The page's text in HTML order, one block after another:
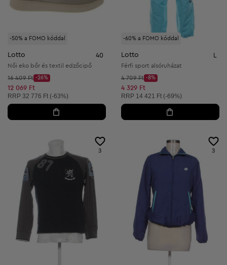
-50% a FOMO kóddal
Lotto 40
Női eko bőr és textil edzőcipő
Kezdő ár:
16 409 Ft
Discount Price:
-26%
Csökkentett ár:
12 069 Ft
Ajánlott ár:
RRP 32 776 Ft (-63%)
-60% a FOMO kóddal
Lotto
Férfi sport alsóruházat
Kezdő ár:
4 709 Ft
Discount Price:
-8%
Csökkentett ár:
4 329 Ft
Ajánlott ár:
RRP 14 421 Ft (-69%)
3 3